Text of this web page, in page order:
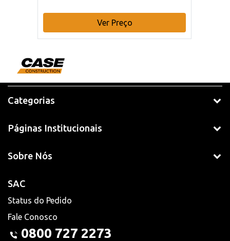
Ver Preço
Categorias
Páginas Institucionais
Sobre Nós
SAC
Status do Pedido
Fale Conosco
0800 727 2273